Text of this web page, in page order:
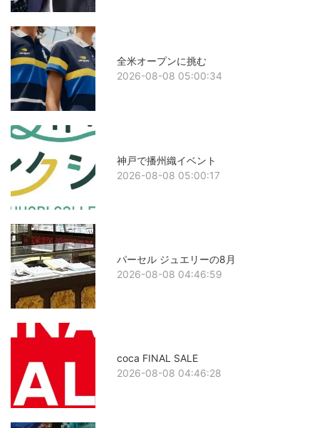
全米オープンに挑む
2026-08-08 05:00:34
神戸で播州織イベント
2026-08-08 05:00:17
パーセル ジュエリーの8月
2026-08-08 04:46:59
coca FINAL SALE
2026-08-08 04:46:28